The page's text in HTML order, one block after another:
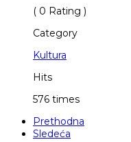
( 0 Rating )
Category
Kultura
Hits
576 times
Prethodna
Sledeća